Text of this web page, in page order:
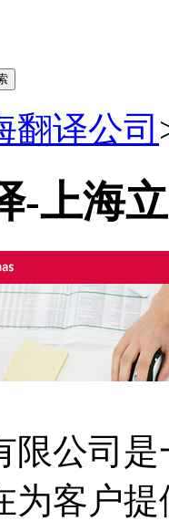
翻译公司
-上海
限公司
为客户